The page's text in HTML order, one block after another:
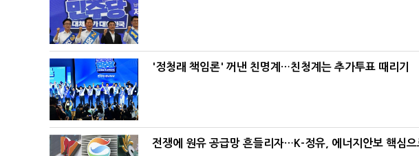
'정청래 책임론' 꺼낸 친명계…친청계는 추가투표 때리기
전쟁에 원유 공급망 흔들리자…K-정유, 에너지안보 핵심으